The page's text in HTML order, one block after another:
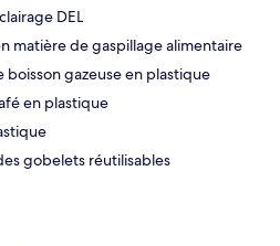
DEL
matière de gaspillage alimentaire
boisson gazeuse en plastique
en plastique
gobelets réutilisables